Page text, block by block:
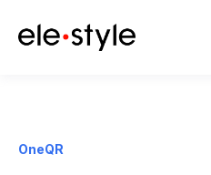
OneQR